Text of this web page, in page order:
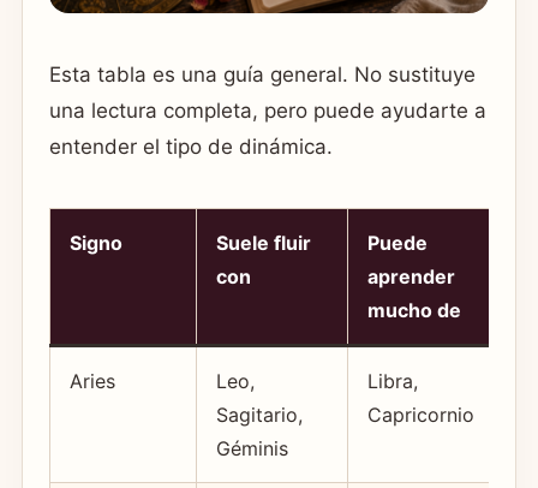
Esta tabla es una guía general. No sustituye
una lectura completa, pero puede ayudarte a
entender el tipo de dinámica.
Signo
Suele fluir
con
Puede
aprender
mucho de
Aries
Leo,
Sagitario,
Géminis
Libra,
Capricornio